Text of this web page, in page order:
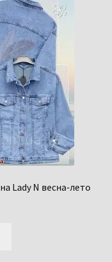
Lady N весна-лето